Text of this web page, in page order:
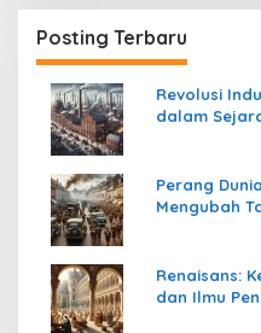
Posting Terbaru
Revolusi
dalam
Perang
Mengubah
Renaisans:
dan Ilmu